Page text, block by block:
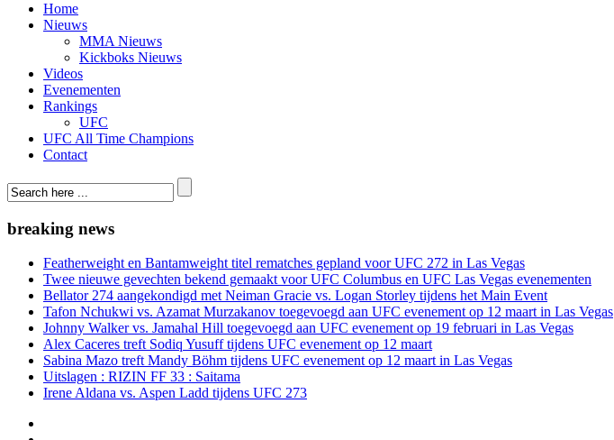
Home
Nieuws
MMA Nieuws
Kickboks Nieuws
Videos
Evenementen
Rankings
UFC
UFC All Time Champions
Contact
breaking news
Featherweight en Bantamweight titel rematches gepland voor UFC 272 in Las Vegas
Twee nieuwe gevechten bekend gemaakt voor UFC Columbus en UFC Las Vegas evenementen
Bellator 274 aangekondigd met Neiman Gracie vs. Logan Storley tijdens het Main Event
Tafon Nchukwi vs. Azamat Murzakanov toegevoegd aan UFC evenement op 12 maart in Las Vegas
Johnny Walker vs. Jamahal Hill toegevoegd aan UFC evenement op 19 februari in Las Vegas
Alex Caceres treft Sodiq Yusuff tijdens UFC evenement op 12 maart
Sabina Mazo treft Mandy Böhm tijdens UFC evenement op 12 maart in Las Vegas
Uitslagen : RIZIN FF 33 : Saitama
Irene Aldana vs. Aspen Ladd tijdens UFC 273